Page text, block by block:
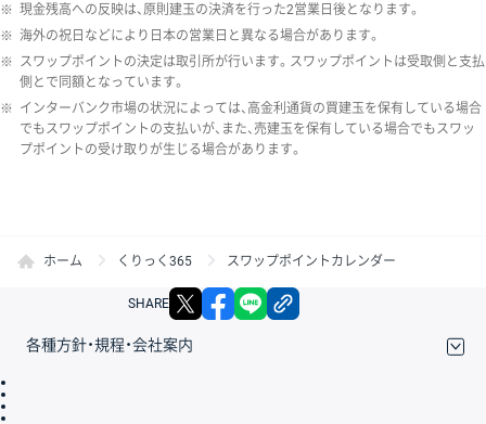
※ 現金残高への反映は、原則建玉の決済を行った2営業日後となります。
※ 海外の祝日などにより日本の営業日と異なる場合があります。
※ スワップポイントの決定は取引所が行います。スワップポイントは受取側と支払
側とで同額となっています。
※ インターバンク市場の状況によっては、高金利通貨の買建玉を保有している場合
でもスワップポイントの支払いが、また、売建玉を保有している場合でもスワッ
プポイントの受け取りが生じる場合があります。
ホーム くりっく365 スワップポイントカレンダー
SHARE X facebook
各種方針・規程・会社案内